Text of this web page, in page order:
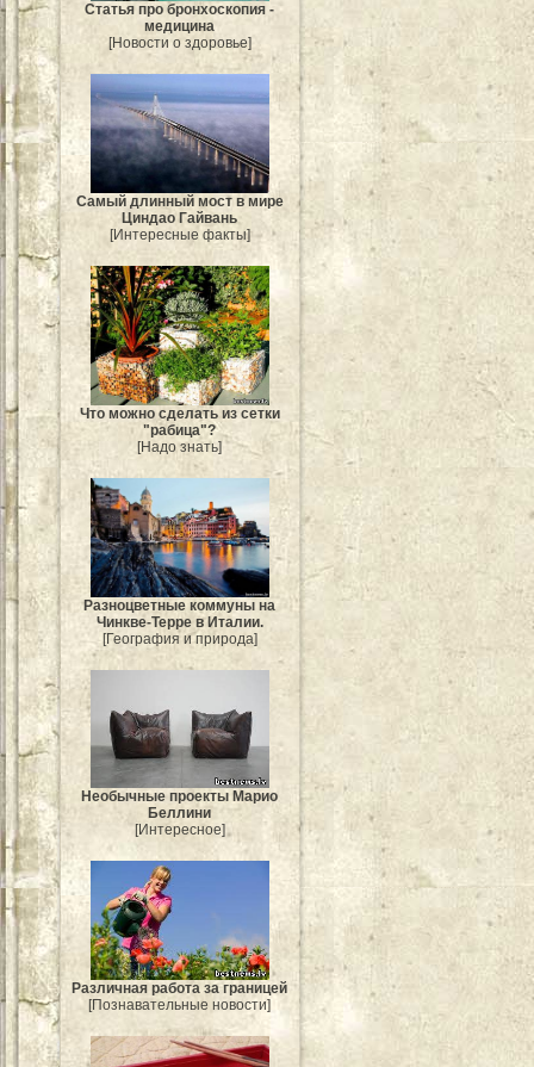
Статья про бронхоскопия -
медицина
[Новости о здоровье]
Самый длинный мост в мире
Циндао Гайвань
[Интересные факты]
Что можно сделать из сетки
"рабица"?
[Надо знать]
Разноцветные коммуны на
Чинкве-Терре в Италии.
[География и природа]
Необычные проекты Марио
Беллини
[Интересное]
Различная работа за границей
[Познавательные новости]